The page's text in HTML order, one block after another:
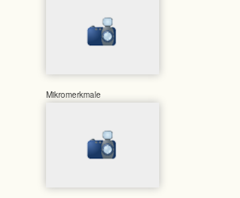
Mikromerkmale